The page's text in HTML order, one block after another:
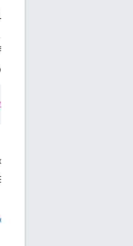
Edge.
Exemple :
dessus.
Edge